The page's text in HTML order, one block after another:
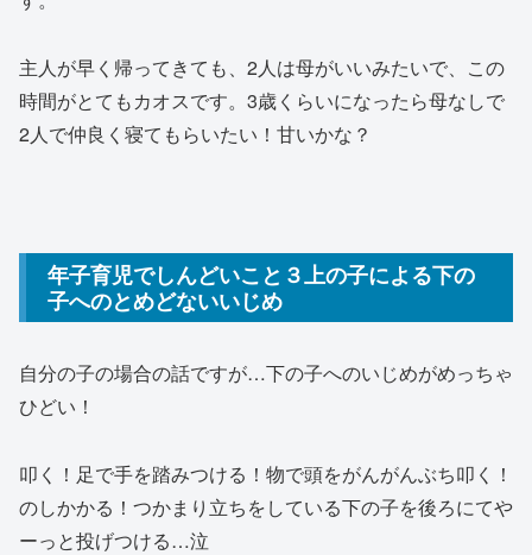
主人が早く帰ってきても、2人は母がいいみたいで、この
時間がとてもカオスです。3歳くらいになったら母なしで
2人で仲良く寝てもらいたい！甘いかな？
年子育児でしんどいこと３上の子による下の
子へのとめどないいじめ
自分の子の場合の話ですが…下の子へのいじめがめっちゃ
ひどい！
叩く！足で手を踏みつける！物で頭をがんがんぶち叩く！
のしかかる！つかまり立ちをしている下の子を後ろにてや
ーっと投げつける…泣